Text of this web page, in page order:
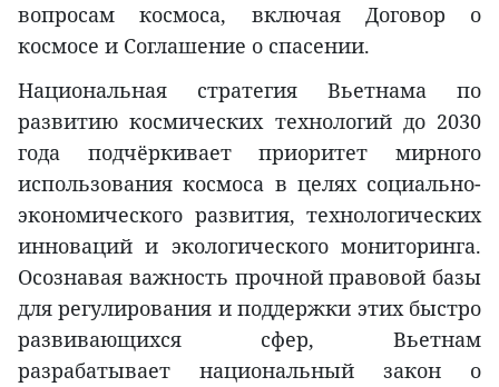
вопросам космоса, включая Договор о
космосе и Соглашение о спасении.
Национальная стратегия Вьетнама по
развитию космических технологий до 2030
года подчёркивает приоритет мирного
использования космоса в целях социально-
экономического развития, технологических
инноваций и экологического мониторинга.
Осознавая важность прочной правовой базы
для регулирования и поддержки этих быстро
развивающихся сфер, Вьетнам
разрабатывает национальный закон о